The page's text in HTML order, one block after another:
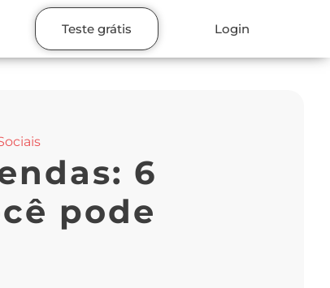
Teste grátis Login
6
pode